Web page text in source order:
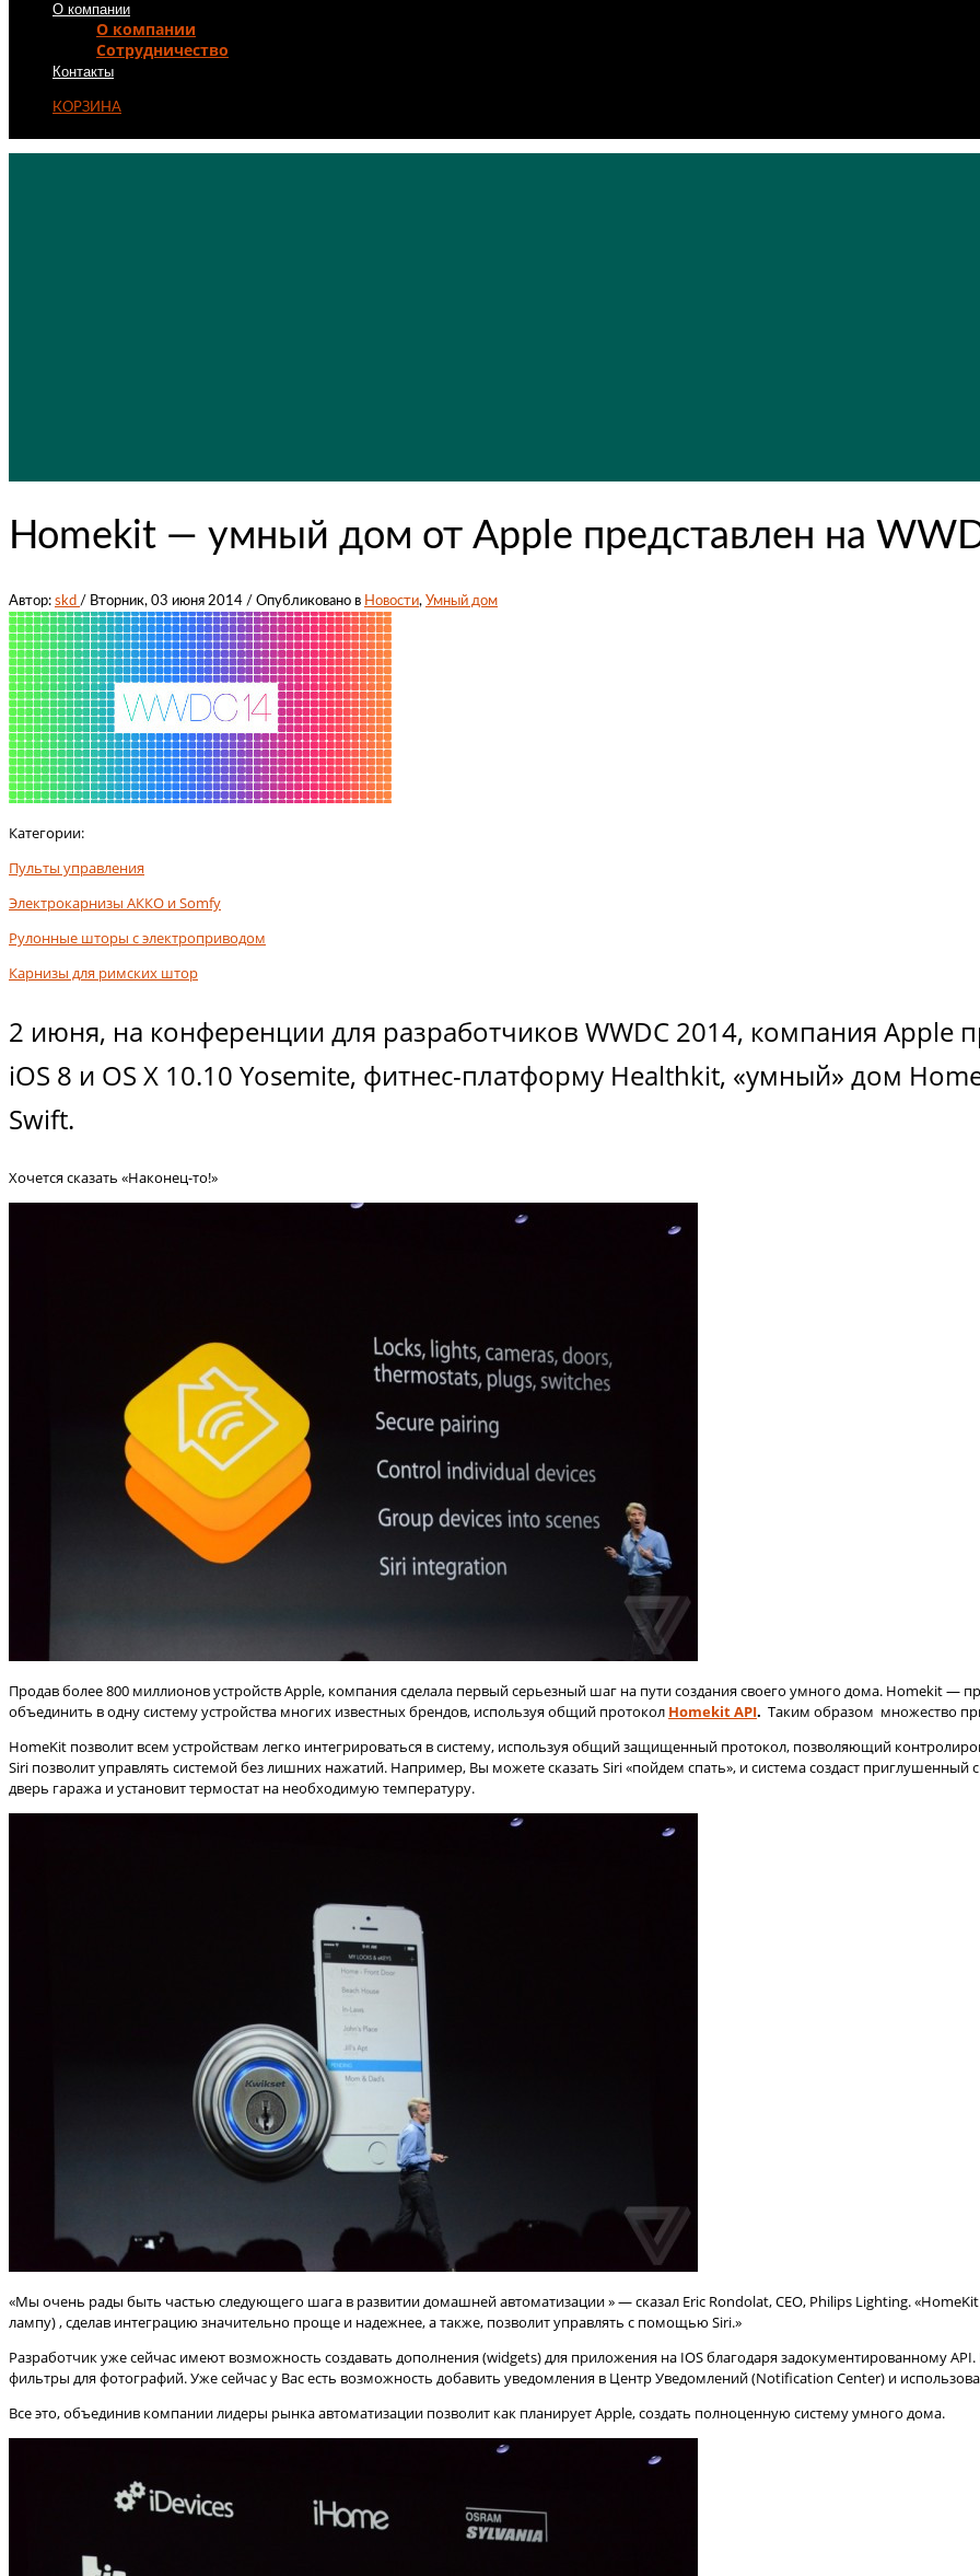
О компании
О компании
Сотрудничество
Контакты
КОРЗИНА
Homekit — умный дом от Apple представлен на
Автор: skd / Вторник, 03 июня 2014 / Опубликовано в Новости, Умный дом
Категории:
Пульты управления
Электрокарнизы АККО и Somfy
Рулонные шторы с электроприводом
Карнизы для римских штор
2 июня, на конференции для разработчиков WWDC 2014, компания Apple
iOS 8 и OS X 10.10 Yosemite, фитнес-платформу Healthkit, «умный» дом
Swift.
Хочется сказать «Наконец-то!»
Продав более 800 миллионов устройств Apple, компания сделала первый серьезный шаг на пути создания своего умного дома. Homekit —
объединить в одну систему устройства многих известных брендов, используя общий протокол Homekit API. Таким образом множество
HomeKit позволит всем устройствам легко интегрироваться в систему, используя общий защищенный протокол, позволяющий
Siri позволит управлять системой без лишних нажатий. Например, Вы можете сказать Siri «пойдем спать», и система создаст приглушенный
дверь гаража и установит термостат на необходимую температуру.
«Мы очень рады быть частью следующего шага в развитии домашней автоматизации » — сказал Eric Rondolat, CEO, Philips Lighting.
лампу) , сделав интеграцию значительно проще и надежнее, а также, позволит управлять с помощью Siri.»
Разработчик уже сейчас имеют возможность создавать дополнения (widgets) для приложения на IOS благодаря задокументированному
фильтры для фотографий. Уже сейчас у Вас есть возможность добавить уведомления в Центр Уведомлений (Notification Center) и
Все это, объединив компании лидеры рынка автоматизации позволит как планирует Apple, создать полноценную систему умного дома.